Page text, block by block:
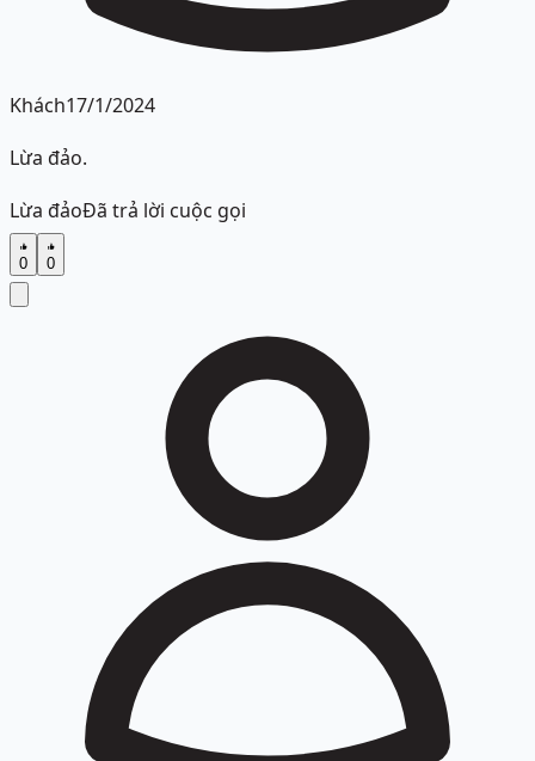
Khách17/1/2024
Lừa đảo.
Lừa đảoĐã trả lời cuộc gọi
0 0